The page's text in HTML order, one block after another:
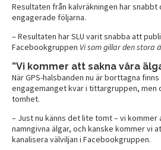
Resultaten från kalvräkningen har snabbt
engagerade följarna.
– Resultaten har SLU varit snabba att
Facebookgruppen Vi som gillar den stora
”Vi kommer att sakna våra
När GPS-halsbanden nu är borttagna
engagemanget kvar i tittargruppen, men
tomhet.
– Just nu känns det lite tomt – vi kommer
namngivna älgar, och kanske kommer vi
kanalisera välviljan i Facebookgruppen.